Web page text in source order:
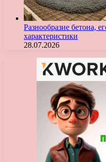
Разнообразие бетона,
характеристики
28.07.2026